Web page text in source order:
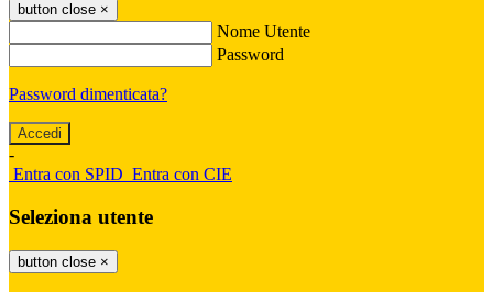
button close ×
Nome Utente
Password
Password dimenticata?
-
Entra con SPID Entra con CIE
Seleziona utente
button close ×